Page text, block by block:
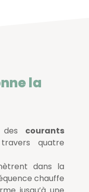
la
des courants
quatre
dans la
chauffe